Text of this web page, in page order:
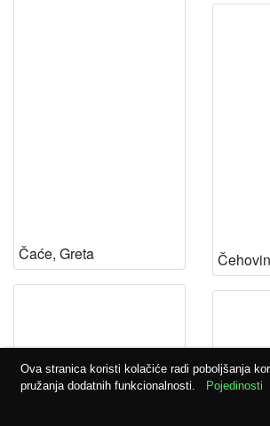
Čaće, Greta
Ova stranica koristi kolačiće radi poboljšanja
pružanja dodatnih funkcionalnosti.
Pojedinosti